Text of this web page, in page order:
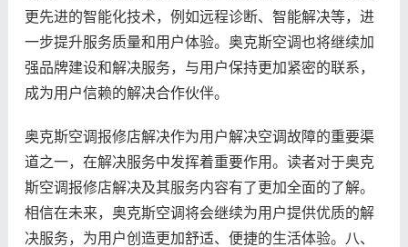
更先进的智能化技术，例如远程诊断、智能解决等，进
一步提升服务质量和用户体验。奥克斯空调也将继续加
强品牌建设和解决服务，与用户保持更加紧密的联系，
成为用户信赖的解决合作伙伴。
奥克斯空调报修店解决作为用户解决空调故障的重要渠
道之一，在解决服务中发挥着重要作用。读者对于奥克
斯空调报修店解决及其服务内容有了更加全面的了解。
相信在未来，奥克斯空调将会继续为用户提供优质的解
决服务，为用户创造更加舒适、便捷的生活体验。八、